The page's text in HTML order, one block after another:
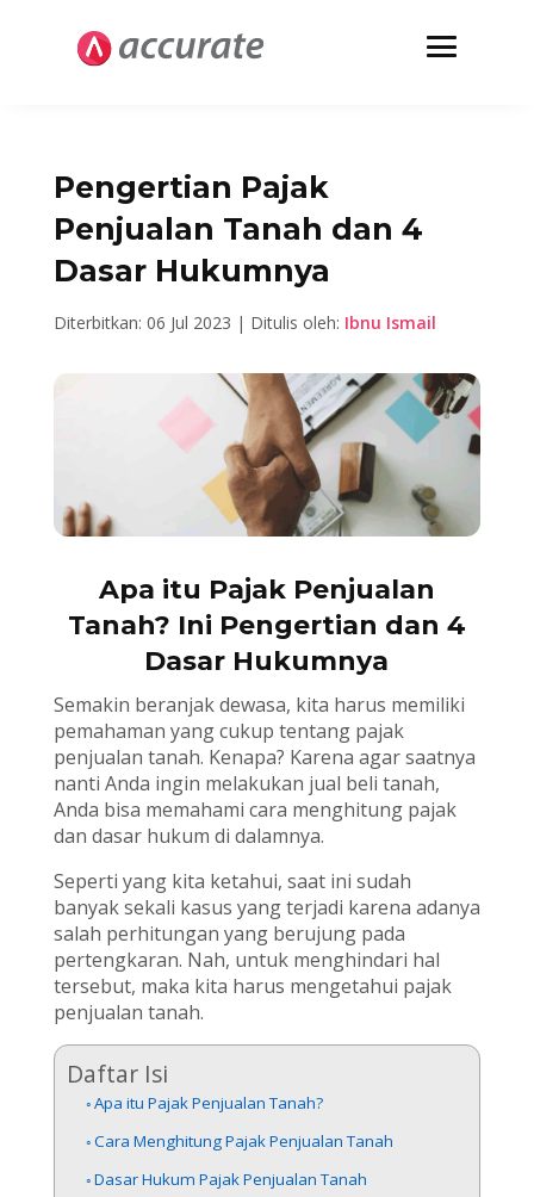
Pengertian Pajak
Penjualan Tanah dan 4
Dasar Hukumnya
Diterbitkan: 06 Jul 2023 | Ditulis oleh: Ibnu Ismail
Apa itu Pajak Penjualan
Tanah? Ini Pengertian dan 4
Dasar Hukumnya
Semakin beranjak dewasa, kita harus memiliki
pemahaman yang cukup tentang pajak
penjualan tanah. Kenapa? Karena agar saatnya
nanti Anda ingin melakukan jual beli tanah,
Anda bisa memahami cara menghitung pajak
dan dasar hukum di dalamnya.
Seperti yang kita ketahui, saat ini sudah
banyak sekali kasus yang terjadi karena adanya
salah perhitungan yang berujung pada
pertengkaran. Nah, untuk menghindari hal
tersebut, maka kita harus mengetahui pajak
penjualan tanah.
Daftar Isi
Apa itu Pajak Penjualan Tanah?
Cara Menghitung Pajak Penjualan Tanah
Dasar Hukum Pajak Penjualan Tanah